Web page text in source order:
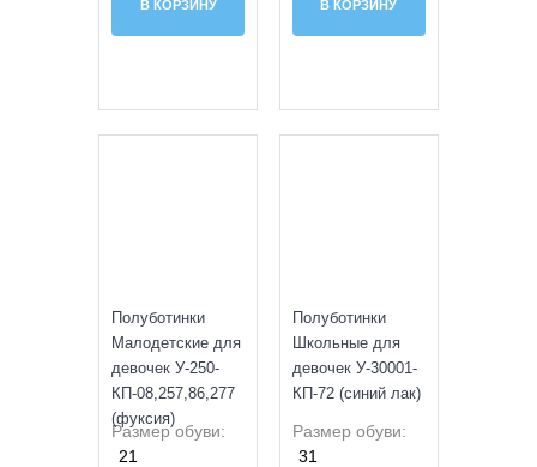
В КОРЗИНУ В КОРЗИНУ
Полуботинки
Малодетские для
девочек У-250-
КП-08,257,86,277
(фуксия)
Размер обуви:
21
Полуботинки
Школьные для
девочек У-30001-
КП-72 (синий лак)
Размер обуви:
31